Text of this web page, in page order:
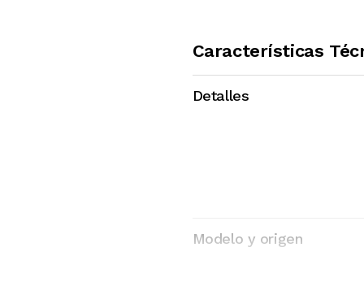
Características
Detalles
Modelo y origen